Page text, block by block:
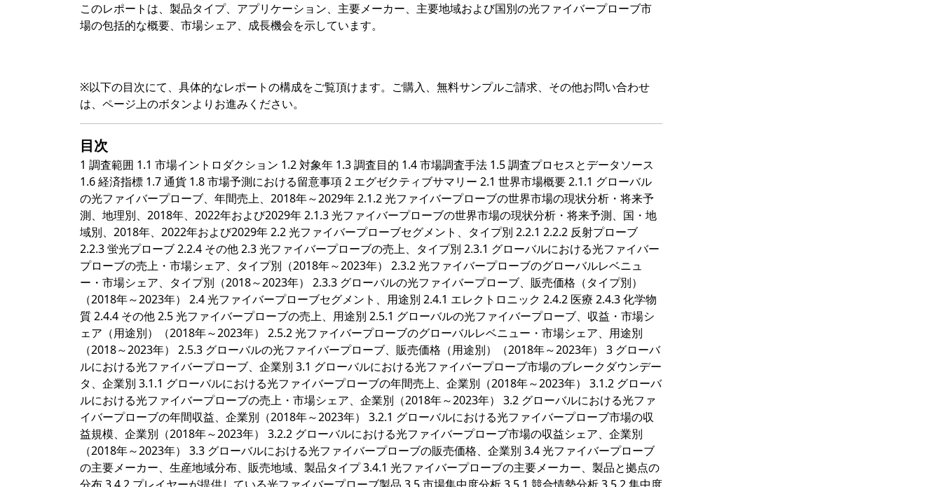
このレポートは、製品タイプ、アプリケーション、主要メーカー、主要地域および国別の光ファイバープローブ市
場の包括的な概要、市場シェア、成長機会を示しています。
※以下の目次にて、具体的なレポートの構成をご覧頂けます。ご購入、無料サンプルご請求、その他お問い合わせ
は、ページ上のボタンよりお進みください。
目次
1 調査範囲 1.1 市場イントロダクション 1.2 対象年 1.3 調査目的 1.4 市場調査手法 1.5 調査プロセスとデータソース
1.6 経済指標 1.7 通貨 1.8 市場予測における留意事項 2 エグゼクティブサマリー 2.1 世界市場概要 2.1.1 グローバル
の光ファイバープローブ、年間売上、2018年～2029年 2.1.2 光ファイバープローブの世界市場の現状分析・将来予
測、地理別、2018年、2022年および2029年 2.1.3 光ファイバープローブの世界市場の現状分析・将来予測、国・地
域別、2018年、2022年および2029年 2.2 光ファイバープローブセグメント、タイプ別 2.2.1 2.2.2 反射プローブ
2.2.3 蛍光プローブ 2.2.4 その他 2.3 光ファイバープローブの売上、タイプ別 2.3.1 グローバルにおける光ファイバー
プローブの売上・市場シェア、タイプ別（2018年～2023年） 2.3.2 光ファイバープローブのグローバルレベニュ
ー・市場シェア、タイプ別（2018～2023年） 2.3.3 グローバルの光ファイバープローブ、販売価格（タイプ別）
（2018年～2023年） 2.4 光ファイバープローブセグメント、用途別 2.4.1 エレクトロニック 2.4.2 医療 2.4.3 化学物
質 2.4.4 その他 2.5 光ファイバープローブの売上、用途別 2.5.1 グローバルの光ファイバープローブ、収益・市場シ
ェア（用途別）（2018年～2023年） 2.5.2 光ファイバープローブのグローバルレベニュー・市場シェア、用途別
（2018～2023年） 2.5.3 グローバルの光ファイバープローブ、販売価格（用途別）（2018年～2023年） 3 グローバ
ルにおける光ファイバープローブ、企業別 3.1 グローバルにおける光ファイバープローブ市場のブレークダウンデー
タ、企業別 3.1.1 グローバルにおける光ファイバープローブの年間売上、企業別（2018年～2023年） 3.1.2 グローバ
ルにおける光ファイバープローブの売上・市場シェア、企業別（2018年～2023年） 3.2 グローバルにおける光ファ
イバープローブの年間収益、企業別（2018年～2023年） 3.2.1 グローバルにおける光ファイバープローブ市場の収
益規模、企業別（2018年～2023年） 3.2.2 グローバルにおける光ファイバープローブ市場の収益シェア、企業別
（2018年～2023年） 3.3 グローバルにおける光ファイバープローブの販売価格、企業別 3.4 光ファイバープローブ
の主要メーカー、生産地域分布、販売地域、製品タイプ 3.4.1 光ファイバープローブの主要メーカー、製品と拠点の